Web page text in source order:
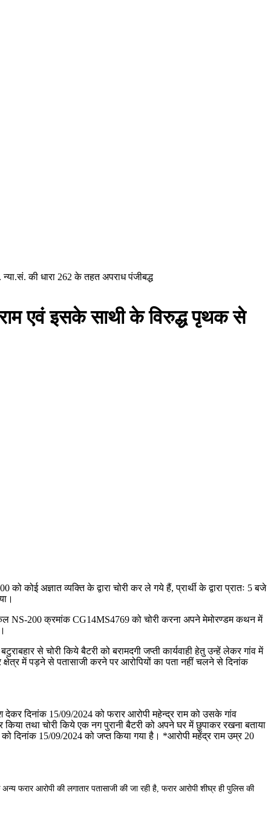
की धारा 262 के तहत अपराध पंजीबद्ध
एवं इसके साथी के विरुद्ध पृथक से
अज्ञात व्यक्ति के ‌द्वारा चोरी कर ले गये हैं, प्रार्थी के द्वारा प्रातः 5 बजे
NS-200 क्रमांक CG14MS4769 को चोरी करना अपने मेमोरण्डम कथन में
से चोरी किये बैटरी को बरामदगी जप्ती कार्यवाही हेतु उन्हें लेकर गांव में
में पड़ने से पतासाजी करने पर आरोपियों का पता नहीं चलने से दिनांक
देकर दिनांक 15/09/2024 को फरार आरोपी महेन्द्र राम को उसके गांव
तथा चोरी किये एक नग पुरानी बैटरी को अपने घर में छुपाकर रखना बताया
15/09/2024 को जप्त किया गया है। *आरोपी महेंद्र राम उम्र 20
फरार आरोपी की लगातार पतासाजी की जा रही है, फरार आरोपी शीघ्र ही पुलिस की